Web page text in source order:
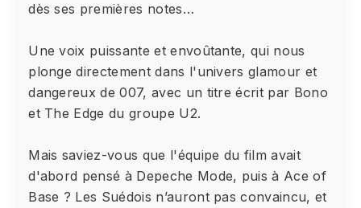
dès ses premières notes…
Une voix puissante et envoûtante, qui nous
plonge directement dans l'univers glamour et
dangereux de 007, avec un titre écrit par Bono
et The Edge du groupe U2.
Mais saviez-vous que l'équipe du film avait
d'abord pensé à Depeche Mode, puis à Ace of
Base ? Les Suédois n’auront pas convaincu, et